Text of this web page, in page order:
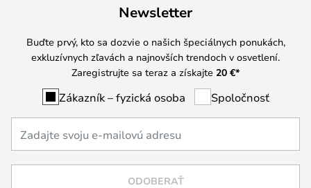
Newsletter
Buďte prvý, kto sa dozvie o našich špeciálnych ponukách,
exkluzívnych zľavách a najnovších trendoch v osvetlení.
Zaregistrujte sa teraz a získajte 20 €*
Zákazník – fyzická osoba Spoločnosť
ODOBERAŤ